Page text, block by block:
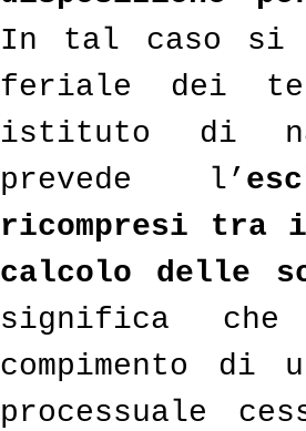
In tal caso si
feriale dei
istituto di
prevede l’
ricompresi tra
calcolo delle
significa
compimento di
processuale